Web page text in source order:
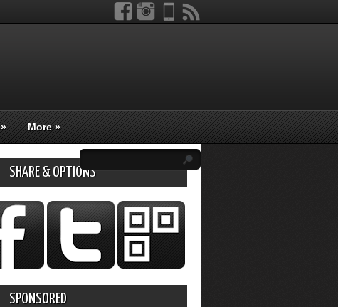
More»
SHARE & OPTIONS
SPONSORED